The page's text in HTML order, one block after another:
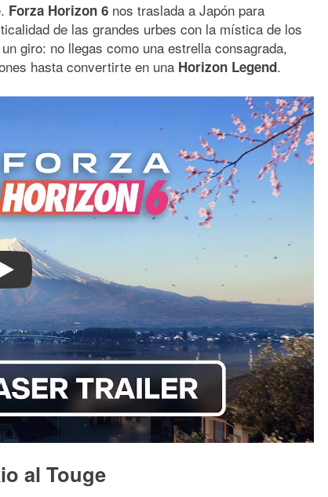
Forza Horizon 6 nos traslada a Japón para
de las grandes urbes con la mística de los
giro: no llegas como una estrella consagrada,
hasta convertirte en una Horizon Legend.
al Touge